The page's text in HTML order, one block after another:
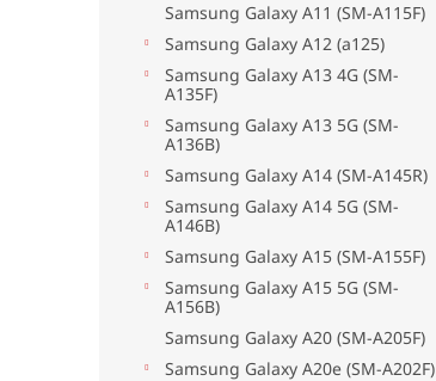
Samsung Galaxy A11 (SM-A115F)
Samsung Galaxy A12 (a125)
Samsung Galaxy A13 4G (SM-
A135F)
Samsung Galaxy A13 5G (SM-
A136B)
Samsung Galaxy A14 (SM-A145R)
Samsung Galaxy A14 5G (SM-
A146B)
Samsung Galaxy A15 (SM-A155F)
Samsung Galaxy A15 5G (SM-
A156B)
Samsung Galaxy A20 (SM-A205F)
Samsung Galaxy A20e (SM-A202F)